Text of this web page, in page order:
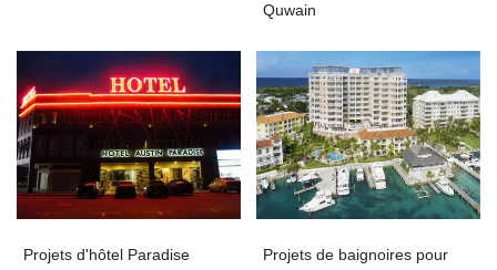
Quwain
Projets d'hôtel Paradise
Projets de baignoires pour